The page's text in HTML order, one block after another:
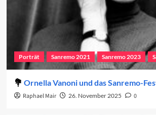
Porträt Sanremo 2021 Sanremo 2023
Ornella Vanoni und das Sanremo-
Raphael Mair 26. November 2025 0